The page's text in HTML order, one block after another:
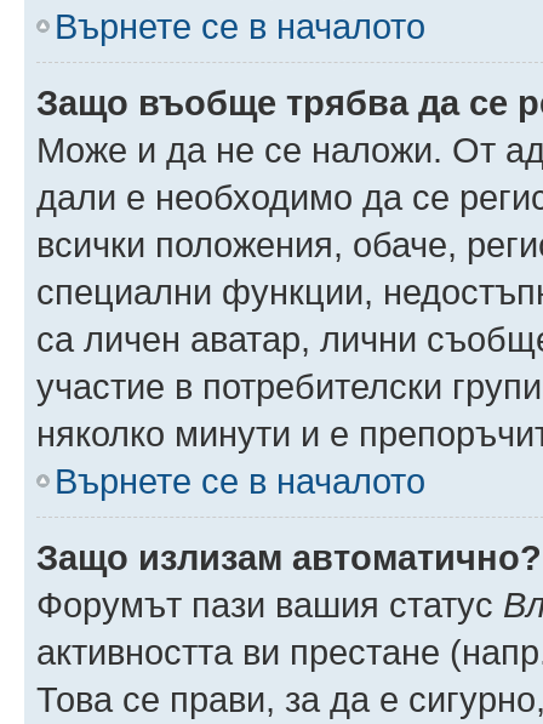
Върнете се в началото
Защо въобще трябва да се
Може и да не се наложи. От
дали е необходимо да се
всички положения, обаче,
специални функции,
са личен аватар, лични
участие в потребителски
няколко минути и е
Върнете се в началото
Защо излизам автоматично?
Форумът пази вашия статус
активността ви престане
Това се прави, за да е